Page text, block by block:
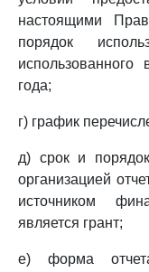
настоящими
порядок
года;
г) график
д) срок и
организацией
источником
является грант;
е) форма